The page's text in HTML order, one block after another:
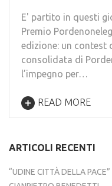
E' partito in questi
Premio
edizione: un contest
consolidata di
l’impegno per…
READ MORE
ARTICOLI RECENTI
“UDINE CITTÀ DELLA